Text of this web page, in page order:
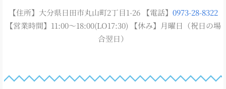
【住所】大分県日田市丸山町2丁目1-26 【電話】 0973-28-8322
【営業時間】11:00～18:00(LO17:30) 【休み】月曜日（祝日の場
合翌日）